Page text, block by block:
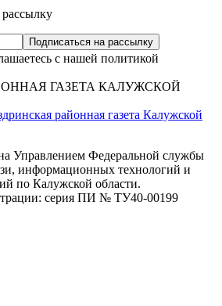
с нашей политикой
ГАЗЕТА КАЛУЖСКОЙ
Управлением Федеральной службы
информационных технологий и
по Калужской области.
серия ПИ № ТУ40-00199